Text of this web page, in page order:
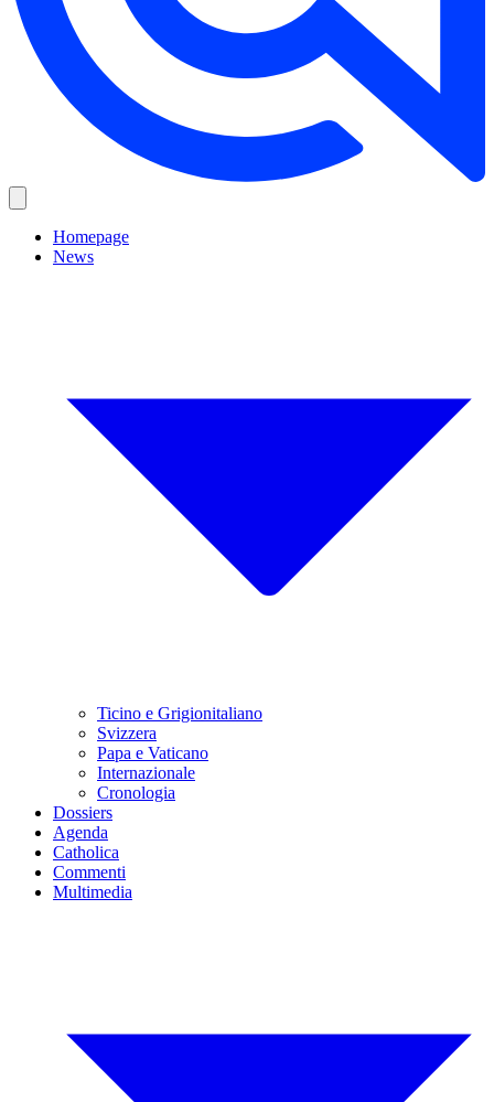
Homepage
News
Ticino e Grigionitaliano
Svizzera
Papa e Vaticano
Internazionale
Cronologia
Dossiers
Agenda
Catholica
Commenti
Multimedia